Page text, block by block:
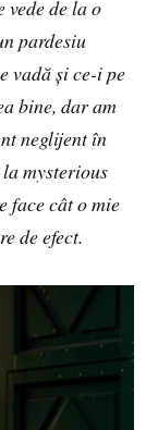
vede de la o
pardesiu
vadă și ce-i pe
bine, dar am
neglijent în
mysterious
face cât o mie
de efect.